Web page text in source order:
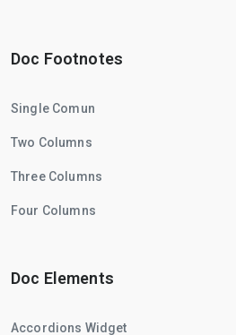
Doc Footnotes
Single Comun
Two Columns
Three Columns
Four Columns
Doc Elements
Accordions Widget